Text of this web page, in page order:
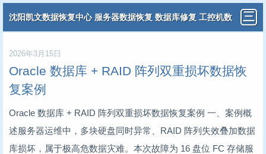
沈阳凯文数据恢复中心 服务器数据恢复 数据库修复 工控机数
据恢复 分布式虚拟机数据恢复
2026年3月15日
Oracle 数据库 + RAID 阵列双重损坏数据恢
复案例
Oracle 数据库 + RAID 阵列双重损坏数据恢复案例 一、案例概
述服务器运维中，多块硬盘同时异常、RAID 阵列失效叠加数据
库损坏，属于极高危数据灾难。本次故障为 16 盘位 FC 存储服